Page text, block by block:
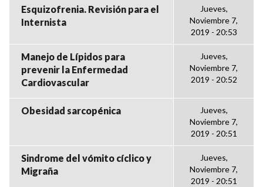
Esquizofrenia. Revisión para el
Internista
Jueves,
Noviembre 7,
2019 - 20:53
Manejo de Lípidos para
prevenir la Enfermedad
Cardiovascular
Jueves,
Noviembre 7,
2019 - 20:52
Obesidad sarcopénica
Jueves,
Noviembre 7,
2019 - 20:51
Sindrome del vómito cíclico y
Migraña
Jueves,
Noviembre 7,
2019 - 20:51